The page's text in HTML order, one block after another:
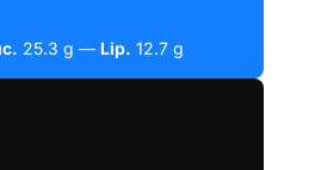
25.3 g — Lip. 12.7 g